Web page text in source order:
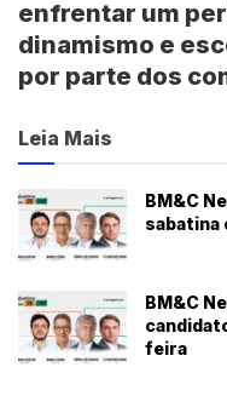
enfrentar um
dinamismo e
por parte dos
Leia Mais
BM&C
sabatina
BM&C
feira